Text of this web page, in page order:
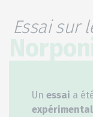
Essai sur
Un essai a